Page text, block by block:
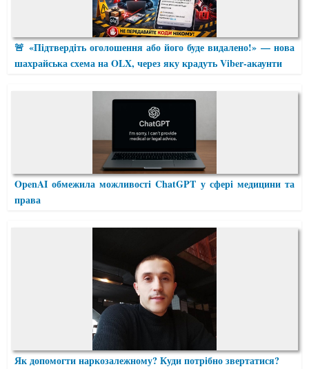
🚨 «Підтвердіть оголошення або його буде видалено!» — нова
шахрайська схема на OLX, через яку крадуть Viber-акаунти
OpenAI обмежила можливості ChatGPT у сфері медицини та
права
Як допомогти наркозалежному? Куди потрібно звертатися?